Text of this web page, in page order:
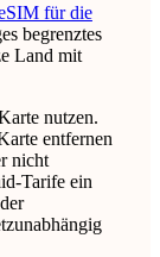
für die
begrenztes
Land mit
nutzen.
entfernen
nicht
Tarife ein